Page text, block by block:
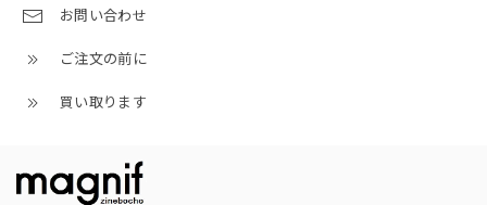
お問い合わせ
ご注文の前に
買い取ります